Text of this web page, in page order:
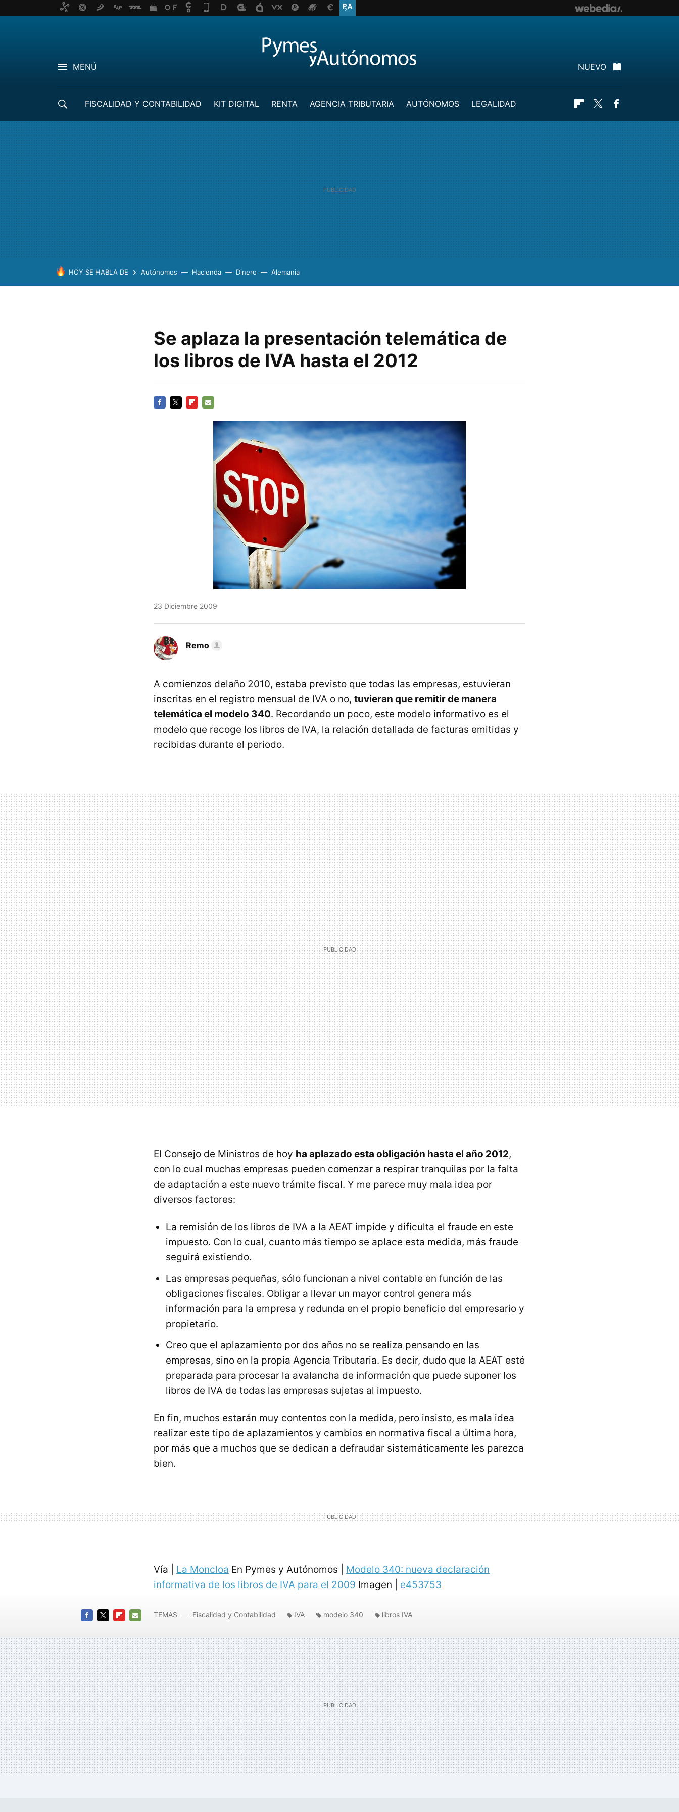
MENÚ NUEVO
FISCALIDAD Y CONTABILIDAD KIT DIGITAL RENTA AGENCIA TRIBUTARIA AUTÓNOMOS
LEGALIDAD
Flipboard
Twitter
HOY SE HABLA DE Autónomos Hacienda Dinero Alemania
Se aplaza la presentación telemática de
los libros de IVA hasta el 2012
MAIL
23 Diciembre 2009
Remo
A comienzos delaño 2010, estaba previsto que todas las empresas, estuvieran
inscritas en el registro mensual de IVA o no, tuvieran que remitir de manera
telemática el modelo 340. Recordando un poco, este modelo informativo es el
modelo que recoge los libros de IVA, la relación detallada de facturas emitidas y
recibidas durante el periodo.
El Consejo de Ministros de hoy ha aplazado esta obligación hasta el año 2012,
con lo cual muchas empresas pueden comenzar a respirar tranquilas por la falta
de adaptación a este nuevo trámite fiscal. Y me parece muy mala idea por
diversos factores:
La remisión de los libros de IVA a la AEAT impide y dificulta el fraude en este
impuesto. Con lo cual, cuanto más tiempo se aplace esta medida, más fraude
seguirá existiendo.
Las empresas pequeñas, sólo funcionan a nivel contable en función de las
obligaciones fiscales. Obligar a llevar un mayor control genera más
información para la empresa y redunda en el propio beneficio del empresario y
propietario.
Creo que el aplazamiento por dos años no se realiza pensando en las
empresas, sino en la propia Agencia Tributaria. Es decir, dudo que la AEAT esté
preparada para procesar la avalancha de información que puede suponer los
libros de IVA de todas las empresas sujetas al impuesto.
En fin, muchos estarán muy contentos con la medida, pero insisto, es mala idea
realizar este tipo de aplazamientos y cambios en normativa fiscal a última hora,
por más que a muchos que se dedican a defraudar sistemáticamente les parezca
bien.
Vía | La Moncloa En Pymes y Autónomos | Modelo 340: nueva declaración
informativa de los libros de IVA para el 2009 Imagen | e453753
MAIL
TEMAS Fiscalidad y Contabilidad IVA modelo 340 libros IVA